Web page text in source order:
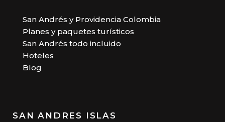
San Andrés y Providencia Colombia
Planes y paquetes turísticos
San Andrés todo incluido
Hoteles
Blog
SAN ANDRES ISLAS